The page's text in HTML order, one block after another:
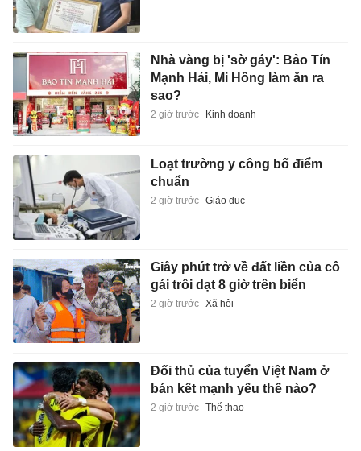
Nhà vàng bị 'sờ gáy': Bảo Tín
Mạnh Hải, Mi Hồng làm ăn ra
sao?
2 giờ trước Kinh doanh
Loạt trường y công bố điểm
chuẩn
2 giờ trước Giáo dục
Giây phút trở về đất liền của cô
gái trôi dạt 8 giờ trên biển
2 giờ trước Xã hội
Đối thủ của tuyển Việt Nam ở
bán kết mạnh yếu thế nào?
2 giờ trước Thể thao